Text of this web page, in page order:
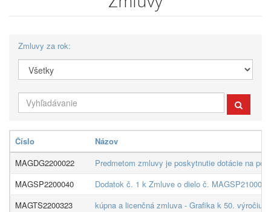
Zmluvy za rok:
Číslo
Názov
MAGDG2200022
Predmetom zmluvy je poskytnutie dotácie na
MAGSP2200040
Dodatok č. 1 k Zmluve o dielo č.
MAGTS2200323
kúpna a licenčná zmluva - Grafika k 50. výročiu